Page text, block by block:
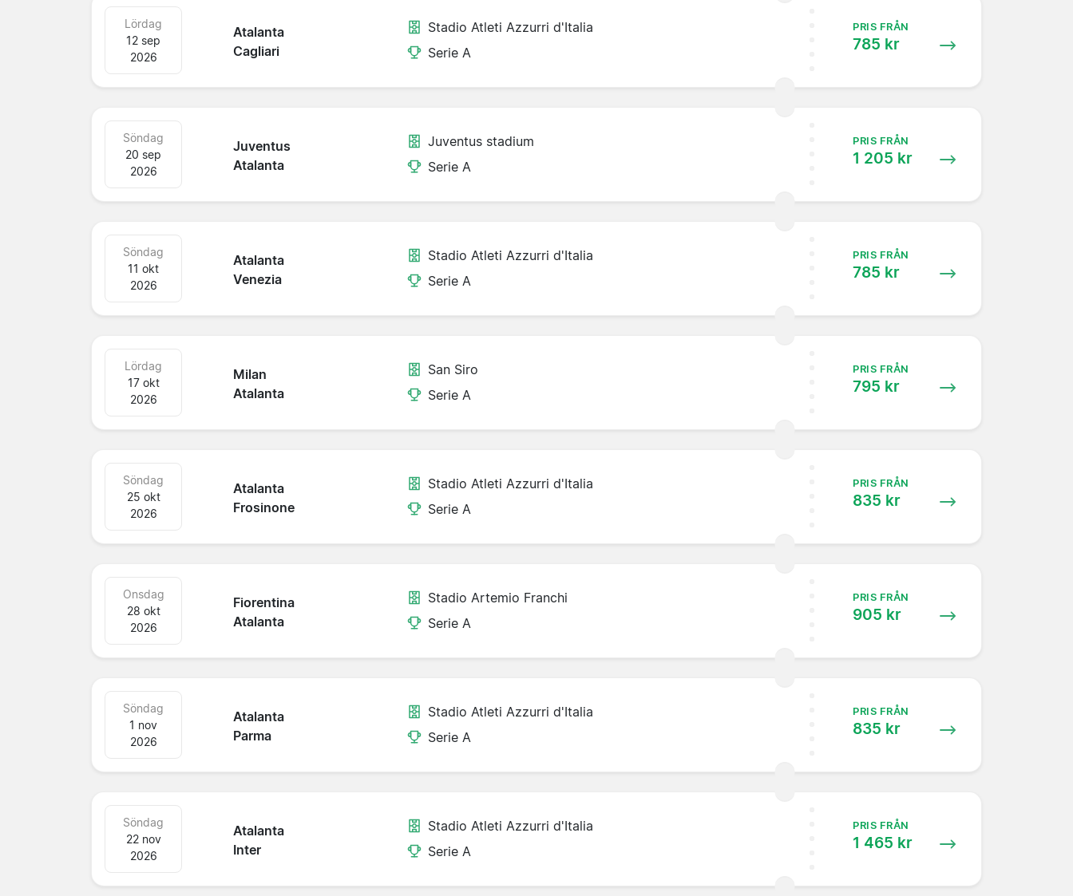
Atalanta
Cagliari
Lördag
12 sep
2026
Stadio Atleti Azzurri d'Italia
Serie A
PRIS FRÅN
785 kr
Juventus
Atalanta
Söndag
20 sep
2026
Juventus stadium
Serie A
PRIS FRÅN
1 205 kr
Atalanta
Venezia
Söndag
11 okt
2026
Stadio Atleti Azzurri d'Italia
Serie A
PRIS FRÅN
785 kr
Milan
Atalanta
Lördag
17 okt
2026
San Siro
Serie A
PRIS FRÅN
795 kr
Atalanta
Frosinone
Söndag
25 okt
2026
Stadio Atleti Azzurri d'Italia
Serie A
PRIS FRÅN
835 kr
Fiorentina
Atalanta
Onsdag
28 okt
2026
Stadio Artemio Franchi
Serie A
PRIS FRÅN
905 kr
Atalanta
Parma
Söndag
1 nov
2026
Stadio Atleti Azzurri d'Italia
Serie A
PRIS FRÅN
835 kr
Atalanta
Inter
Söndag
22 nov
2026
Stadio Atleti Azzurri d'Italia
Serie A
PRIS FRÅN
1 465 kr